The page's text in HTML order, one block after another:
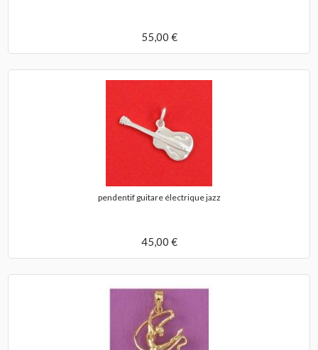
55,00 €
pendentif guitare électrique jazz
45,00 €